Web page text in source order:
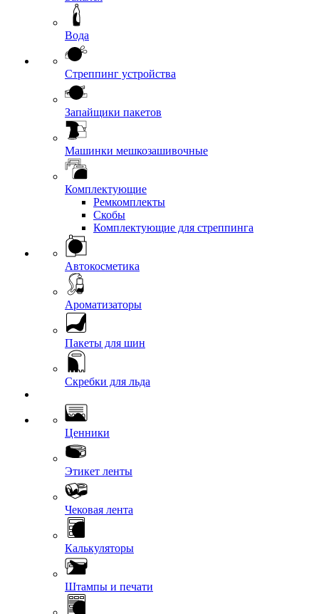
Вода
Стреппинг устройства
Запайщики пакетов
Машинки мешкозашивочные
Комплектующие
Ремкомплекты
Скобы
Комплектующие для стреппинга
Автокосметика
Ароматизаторы
Пакеты для шин
Скребки для льда
Ценники
Этикет ленты
Чековая лента
Калькуляторы
Штампы и печати